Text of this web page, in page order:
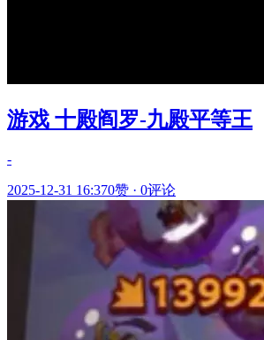
游戏 十殿阎罗-九殿平等王
-
2025-12-31 16:370赞 · 0评论